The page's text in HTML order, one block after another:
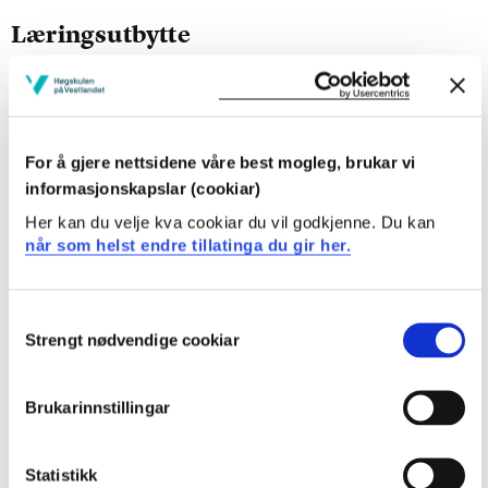
For å gjere nettsidene våre best mogleg, brukar vi
informasjonskapslar (cookiar)
Her kan du velje kva cookiar du vil godkjenne. Du kan
når som helst endre tillatinga du gir her.
Selection
Strengt nødvendige cookiar
Brukarinnstillingar
Statistikk
Læringsutbytte
Etter fullført emne skal studenten:
ha kunnskap til omgrepet Micee (meetings,
incentives, conferences, events, exhibitions)og
definere innhaldet i møter, kongress og konferanse,
globalt perspektiv og nasjonalt
og arrangement i reisemålsplanlegginga og